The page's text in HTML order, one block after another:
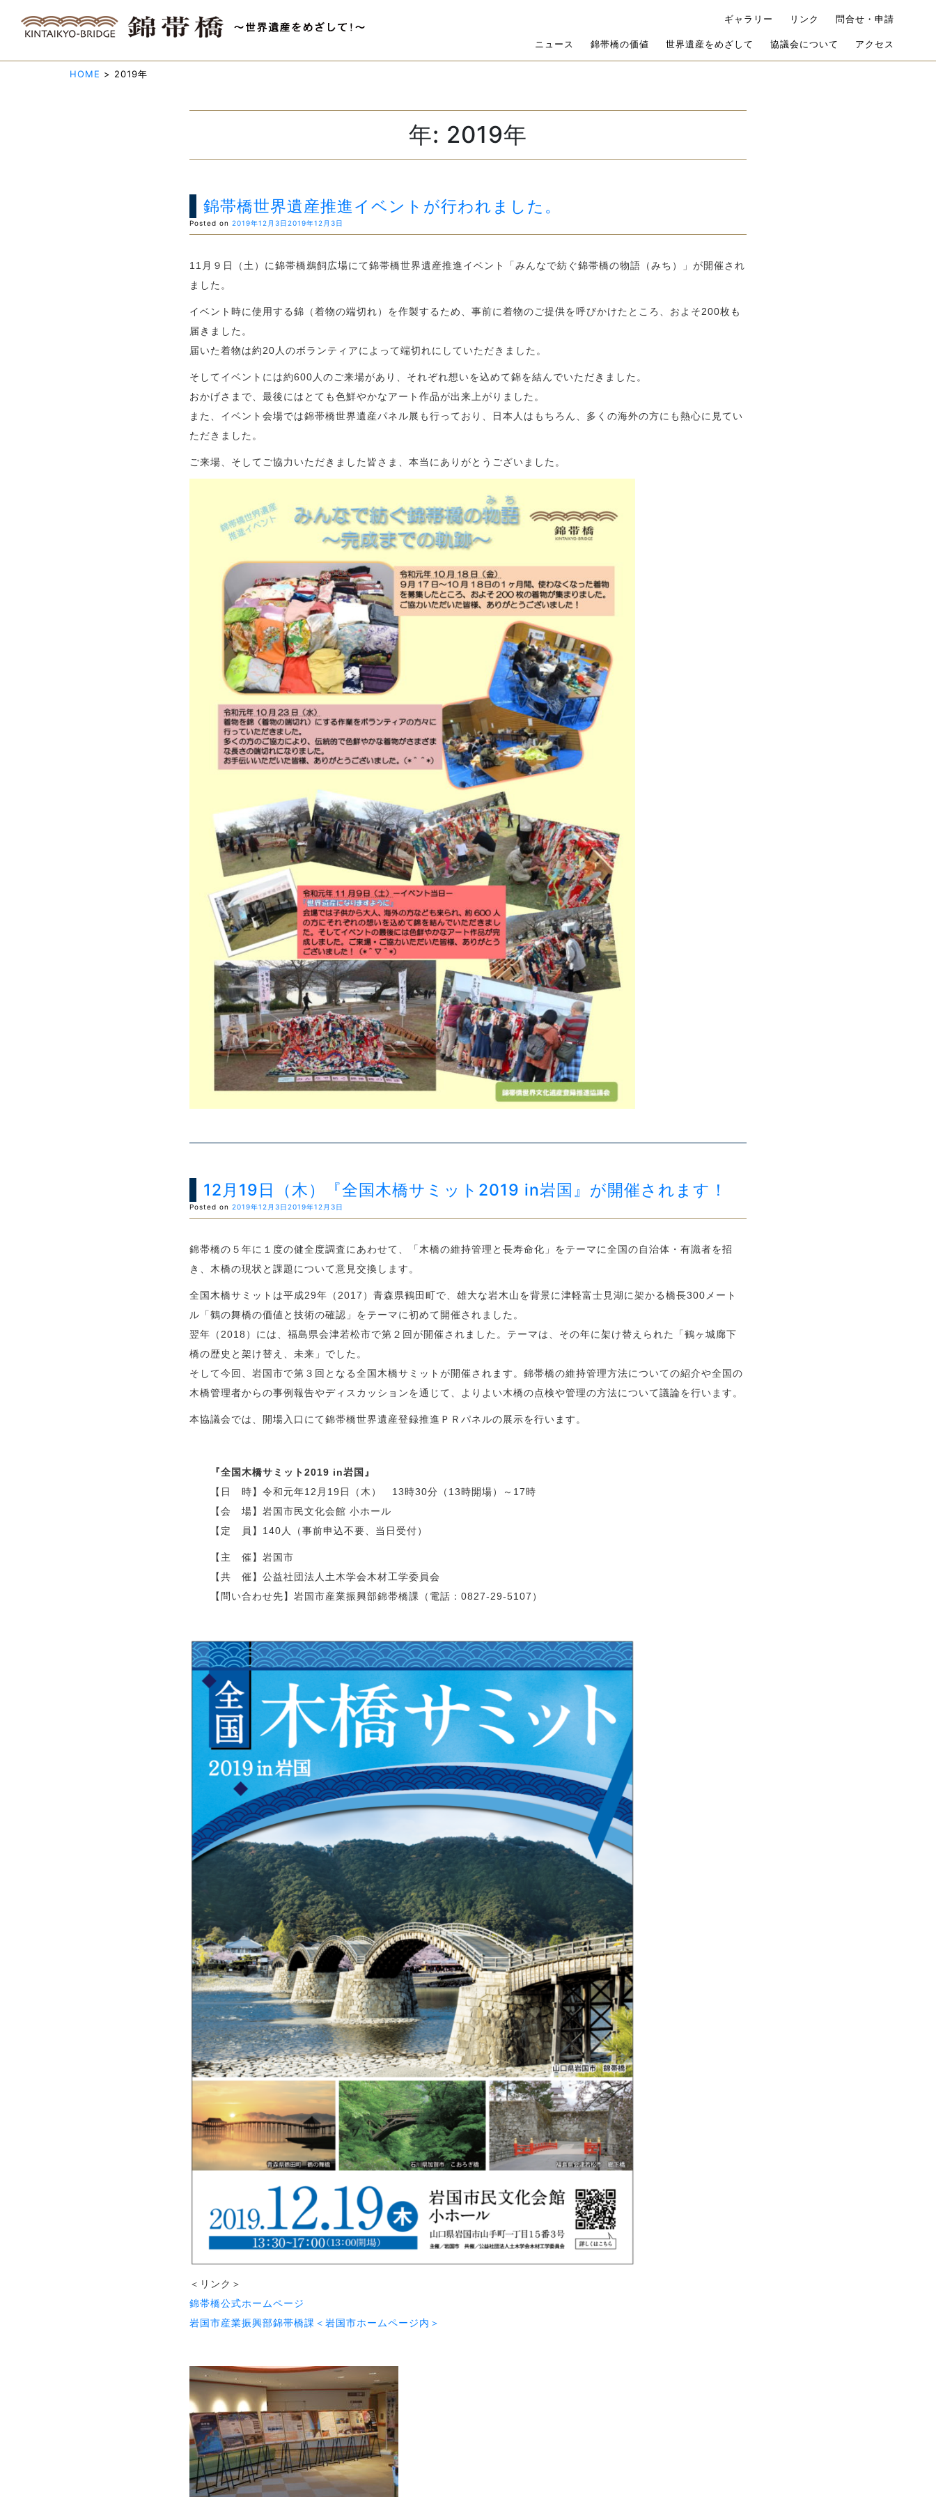
ギャラリー リンク 問合せ・申請
ニュース 錦帯橋の価値 世界遺産をめざして 協議会について アクセス
HOME > 2019年
年: 2019年
錦帯橋世界遺産推進イベントが行われました。
Posted on 2019年12月3日2019年12月3日
11月９日（土）に錦帯橋鵜飼広場にて錦帯橋世界遺産推進イベント「みんなで紡ぐ錦帯橋の物語（みち）」が開催され
ました。
イベント時に使用する錦（着物の端切れ）を作製するため、事前に着物のご提供を呼びかけたところ、およそ200枚も
届きました。
届いた着物は約20人のボランティアによって端切れにしていただきました。
そしてイベントには約600人のご来場があり、それぞれ想いを込めて錦を結んでいただきました。
おかげさまで、最後にはとても色鮮やかなアート作品が出来上がりました。
また、イベント会場では錦帯橋世界遺産パネル展も行っており、日本人はもちろん、多くの海外の方にも熱心に見てい
ただきました。
ご来場、そしてご協力いただきました皆さま、本当にありがとうございました。
12月19日（木）『全国木橋サミット2019 in岩国』が開催されます！
Posted on 2019年12月3日2019年12月3日
錦帯橋の５年に１度の健全度調査にあわせて、「木橋の維持管理と長寿命化」をテーマに全国の自治体・有識者を招
き、木橋の現状と課題について意見交換します。
全国木橋サミットは平成29年（2017）青森県鶴田町で、雄大な岩木山を背景に津軽富士見湖に架かる橋長300メート
ル「鶴の舞橋の価値と技術の確認」をテーマに初めて開催されました。
翌年（2018）には、福島県会津若松市で第２回が開催されました。テーマは、その年に架け替えられた「鶴ヶ城廊下
橋の歴史と架け替え、未来」でした。
そして今回、岩国市で第３回となる全国木橋サミットが開催されます。錦帯橋の維持管理方法についての紹介や全国の
木橋管理者からの事例報告やディスカッションを通じて、よりよい木橋の点検や管理の方法について議論を行います。
本協議会では、開場入口にて錦帯橋世界遺産登録推進ＰＲパネルの展示を行います。
『全国木橋サミット2019 in岩国』
【日 時】令和元年12月19日（木） 13時30分（13時開場）～17時
【会 場】岩国市民文化会館 小ホール
【定 員】140人（事前申込不要、当日受付）
【主 催】岩国市
【共 催】公益社団法人土木学会木材工学委員会
【問い合わせ先】岩国市産業振興部錦帯橋課（電話：0827-29-5107）
＜リンク＞
錦帯橋公式ホームページ
岩国市産業振興部錦帯橋課＜岩国市ホームページ内＞